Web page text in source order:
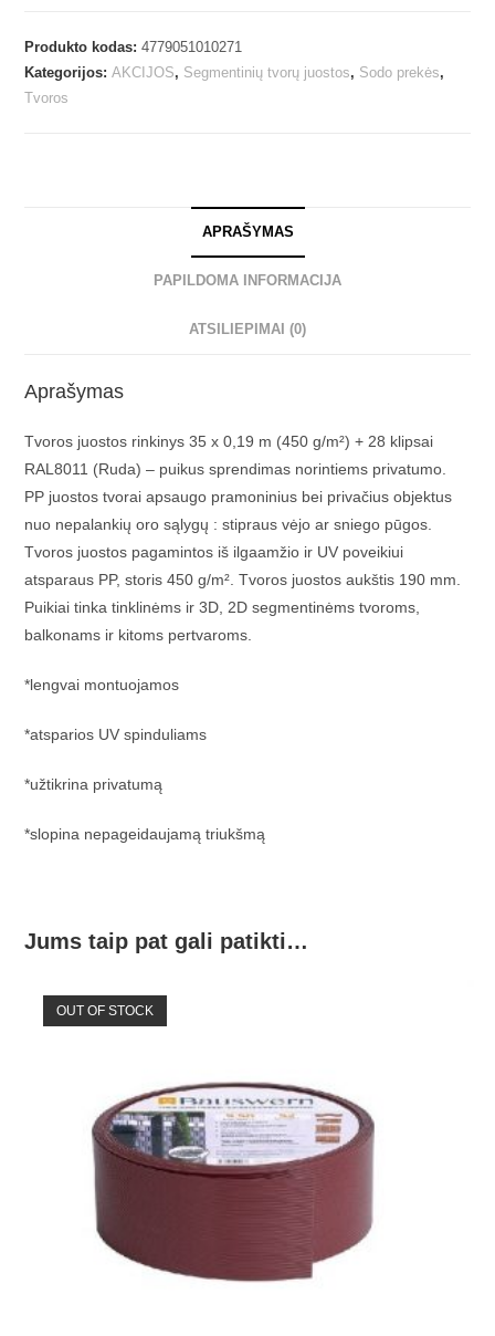
Produkto kodas:4779051010271
Kategorijos:AKCIJOS, Segmentinių tvorų juostos, Sodo prekės,
Tvoros
APRAŠYMAS
PAPILDOMA INFORMACIJA
ATSILIEPIMAI (0)
Aprašymas
Tvoros juostos rinkinys 35 x 0,19 m (450 g/m²) + 28 klipsai
RAL8011 (Ruda) – puikus sprendimas norintiems privatumo.
PP juostos tvorai apsaugo pramoninius bei privačius objektus
nuo nepalankių oro sąlygų : stipraus vėjo ar sniego pūgos.
Tvoros juostos pagamintos iš ilgaamžio ir UV poveikiui
atsparaus PP, storis 450 g/m². Tvoros juostos aukštis 190 mm.
Puikiai tinka tinklinėms ir 3D, 2D segmentinėms tvoroms,
balkonams ir kitoms pertvaroms.
*lengvai montuojamos
*atsparios UV spinduliams
*užtikrina privatumą
*slopina nepageidaujamą triukšmą
Jums taip pat gali patikti…
OUT OF STOCK